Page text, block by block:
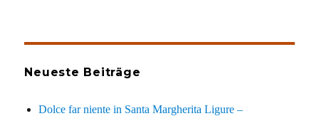
Neueste Beiträge
Dolce far niente in Santa Margherita Ligure –